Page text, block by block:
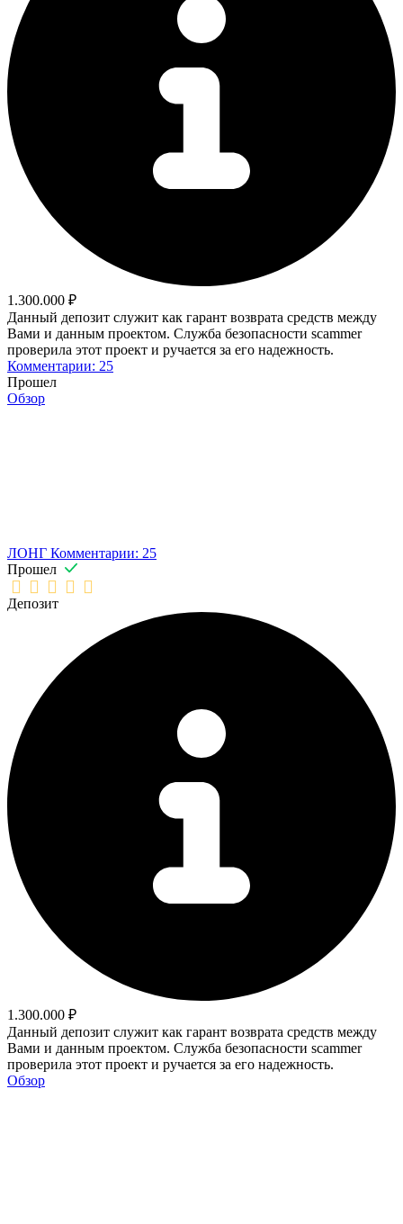
1.300.000 ₽
Данный депозит служит как гарант возврата средств между
Вами и данным проектом. Служба безопасности scammer
проверила этот проект и ручается за его надежность.
Комментарии: 25
Прошел
Обзор
ЛОНГ Комментарии: 25
Прошел
Депозит
1.300.000 ₽
Данный депозит служит как гарант возврата средств между
Вами и данным проектом. Служба безопасности scammer
проверила этот проект и ручается за его надежность.
Обзор